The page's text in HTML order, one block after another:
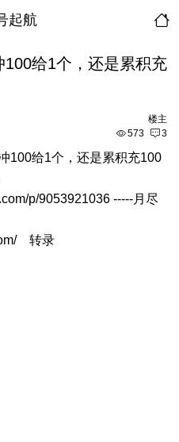
起航
给1个，还是累积充
楼主
573 3
100给1个，还是累积充100
p/9053921036 -----月尽
转录